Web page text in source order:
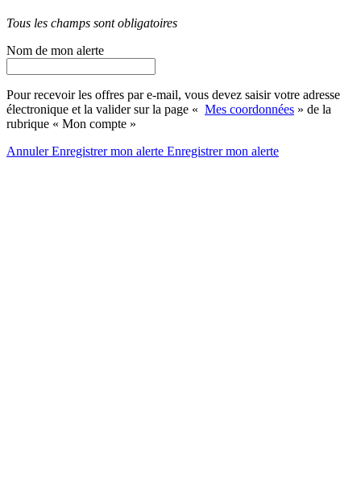
Tous les champs sont obligatoires
Nom de mon alerte
Pour recevoir les offres par e-mail, vous devez saisir votre adresse
électronique et la valider sur la page « Mes coordonnées » de la
rubrique « Mon compte »
AnnulerEnregistrer mon alerte Enregistrermon alerte